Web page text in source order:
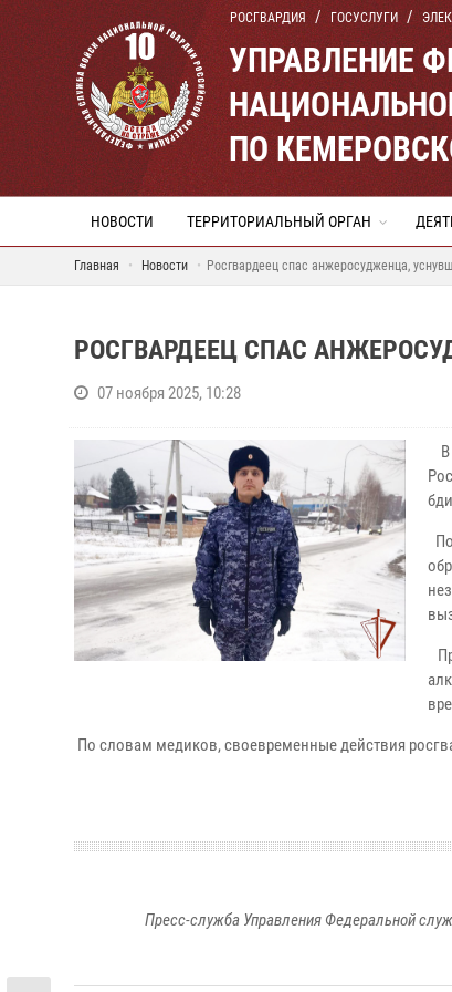
РОСГВАРДИЯ ГОСУСЛУГИ
УПРАВЛЕНИЕ
ПО
НОВОСТИ ТЕРРИТОРИАЛЬНЫЙ ОРГАН
Главная Новости Росгвардеец спас анжеросудженца,
РОСГВАРДЕЕЦ СПАС
07 ноября 2025, 10:28
В
По словам медиков, своевременные действия
Пресс-служба Управления Федеральной